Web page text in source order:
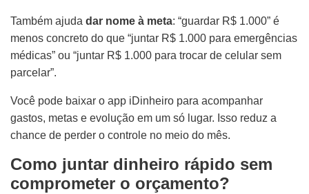
Também ajuda dar nome à meta: “guardar R$ 1.000” é
menos concreto do que “juntar R$ 1.000 para emergências
médicas” ou “juntar R$ 1.000 para trocar de celular sem
parcelar”.
Você pode baixar o app iDinheiro para acompanhar
gastos, metas e evolução em um só lugar. Isso reduz a
chance de perder o controle no meio do mês.
Como juntar dinheiro rápido sem
comprometer o orçamento?